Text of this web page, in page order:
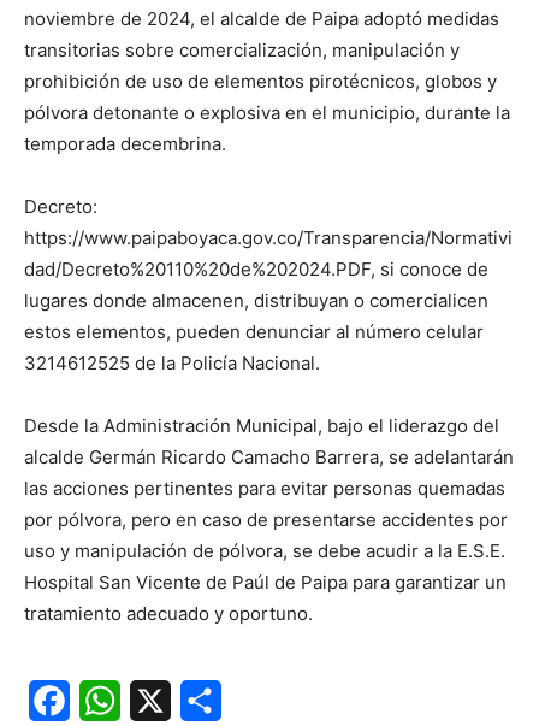
noviembre de 2024, el alcalde de Paipa adoptó medidas
transitorias sobre comercialización, manipulación y
prohibición de uso de elementos pirotécnicos, globos y
pólvora detonante o explosiva en el municipio, durante la
temporada decembrina.
Decreto:
https://www.paipaboyaca.gov.co/Transparencia/Normativi
dad/Decreto%20110%20de%202024.PDF, si conoce de
lugares donde almacenen, distribuyan o comercialicen
estos elementos, pueden denunciar al número celular
3214612525 de la Policía Nacional.
Desde la Administración Municipal, bajo el liderazgo del
alcalde Germán Ricardo Camacho Barrera, se adelantarán
las acciones pertinentes para evitar personas quemadas
por pólvora, pero en caso de presentarse accidentes por
uso y manipulación de pólvora, se debe acudir a la E.S.E.
Hospital San Vicente de Paúl de Paipa para garantizar un
tratamiento adecuado y oportuno.
FacebookWhatsApp